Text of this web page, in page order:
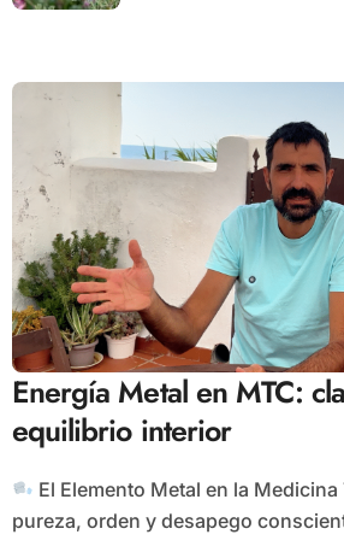
Energía Metal en MTC:
equilibrio interior
El Elemento Metal en la
pureza, orden y desapego